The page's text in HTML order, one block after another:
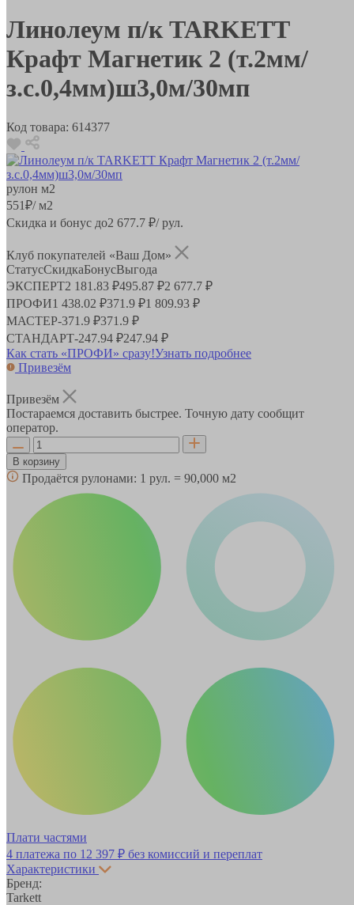
Линолеум п/к TARKETT
Крафт Магнетик 2 (т.2мм/
з.с.0,4мм)ш3,0м/30мп
Код товара: 614377
рулон м2
551₽/ м2
Скидка и бонус до2 677.7 ₽/ рул.
Клуб покупателей «Ваш Дом»
СтатусСкидкаБонусВыгода
ЭКСПЕРТ2 181.83 ₽495.87 ₽2 677.7 ₽
ПРОФИ1 438.02 ₽371.9 ₽1 809.93 ₽
МАСТЕР-371.9 ₽371.9 ₽
СТАНДАРТ-247.94 ₽247.94 ₽
Как стать «ПРОФИ» сразу!Узнать подробнее
Привезём
Привезём
Постараемся доставить быстрее. Точную дату сообщит
оператор.
В корзину
Продаётся рулонами: 1 рул. = 90,000 м2
Плати частями
4 платежа по 12 397 ₽ без комиссий и переплат
Характеристики
Бренд:
Tarkett